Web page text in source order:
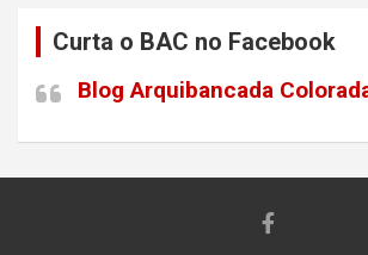
Curta o BAC no Facebook
Blog Arquibancada